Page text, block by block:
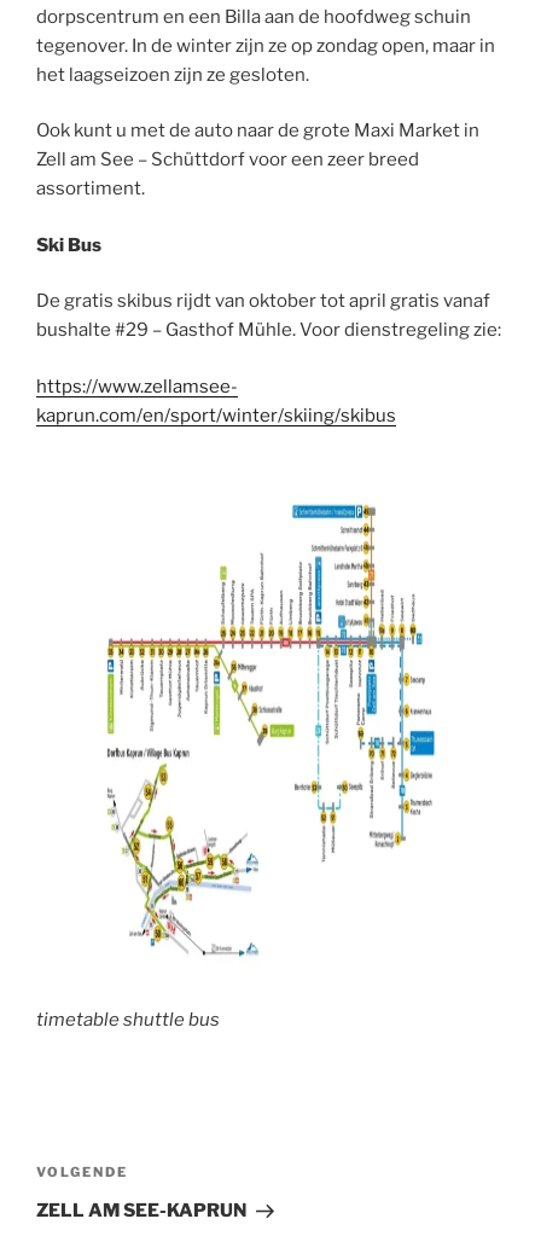
dorpscentrum en een Billa aan de hoofdweg schuin
tegenover. In de winter zijn ze op zondag open, maar in
het laagseizoen zijn ze gesloten.
Ook kunt u met de auto naar de grote Maxi Market in
Zell am See – Schüttdorf voor een zeer breed
assortiment.
Ski Bus
De gratis skibus rijdt van oktober tot april gratis vanaf
bushalte #29 – Gasthof Mühle. Voor dienstregeling zie:
https://www.zellamsee-
kaprun.com/en/sport/winter/skiing/skibus
timetable shuttle bus
navigatie
Volgend
bericht
VOLGENDE
ZELL AM SEE-KAPRUN